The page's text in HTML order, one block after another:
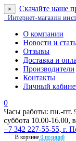
× Скачайте наше
Интернет-магазин
О компании
Новости и
Отзывы
Доставка и
Производители
Контакты
Личный
0
Часы работы: пн.-пт.
суббота 10.00-16.00,
+7 342 227-55-55, г.
В корзине 0 позиций